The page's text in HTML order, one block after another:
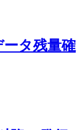
タ残量確